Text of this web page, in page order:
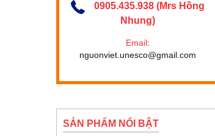
0905.435.938 (Mrs Hồng
Nhung)
Email:
nguonviet.unesco@gmail.com
SẢN PHẨM NỔI BẬT